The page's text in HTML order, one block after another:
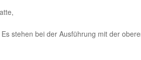
stehen bei der Ausführung mit der